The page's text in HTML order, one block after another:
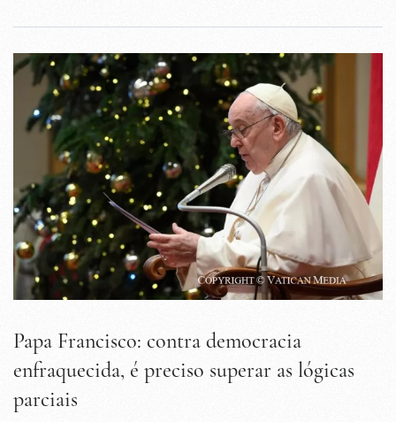
Papa Francisco: contra democracia
enfraquecida, é preciso superar as lógicas
parciais